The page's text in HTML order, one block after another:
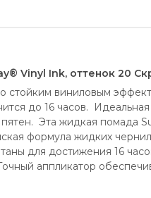
Vinyl Ink, оттенок 20
стойким виниловым
до 16 часов.
Эта жидкая помада
формула жидких
для достижения 16
аппликатор